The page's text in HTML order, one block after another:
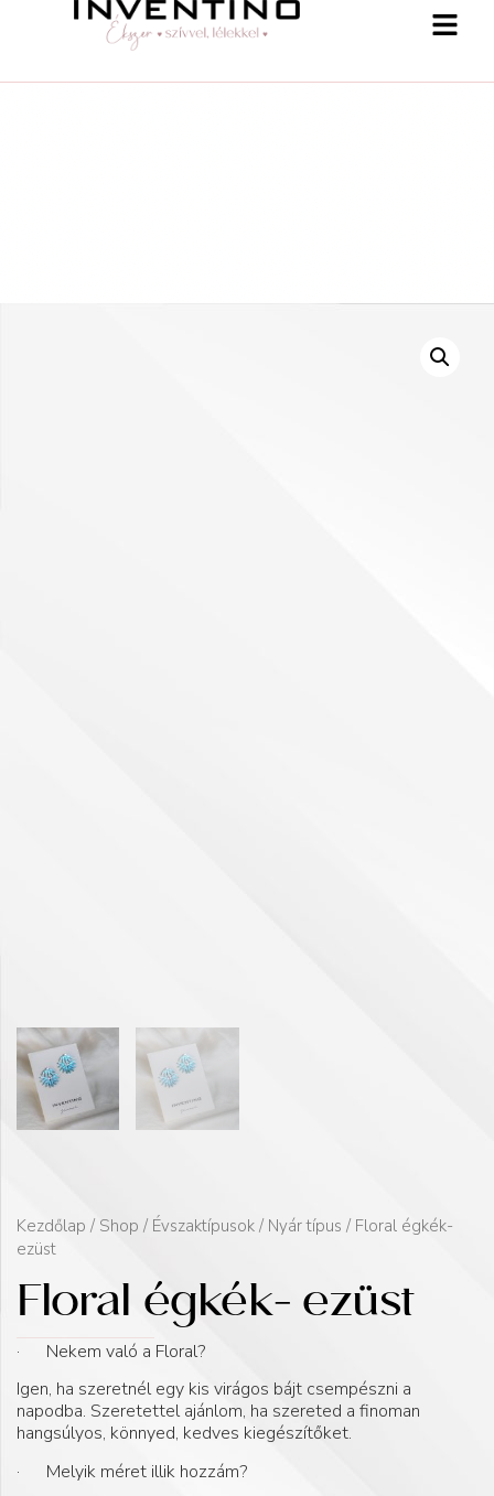
Kezdőlap / Shop / Évszaktípusok / Nyár típus / Floral égkék-
ezüst
Floral égkék- ezüst
· Nekem való a Floral?
Igen, ha szeretnél egy kis virágos bájt csempészni a
napodba. Szeretettel ajánlom, ha szereted a finoman
hangsúlyos, könnyed, kedves kiegészítőket.
· Melyik méret illik hozzám?